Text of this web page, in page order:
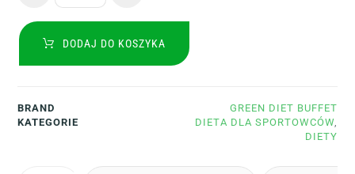
DODAJ DO KOSZYKA
BRAND
GREEN DIET BUFFET
KATEGORIE
DIETA DLA SPORTOWCÓW,
DIETY